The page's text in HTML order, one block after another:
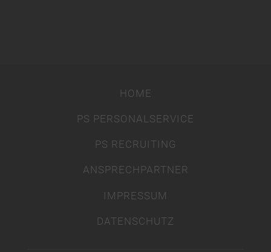
HOME
PS PERSONALSERVICE
PS RECRUITING
ANSPRECHPARTNER
IMPRESSUM
DATENSCHUTZ